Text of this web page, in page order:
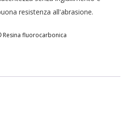
resistenza all'abrasione.
Resina fluorocarbonica